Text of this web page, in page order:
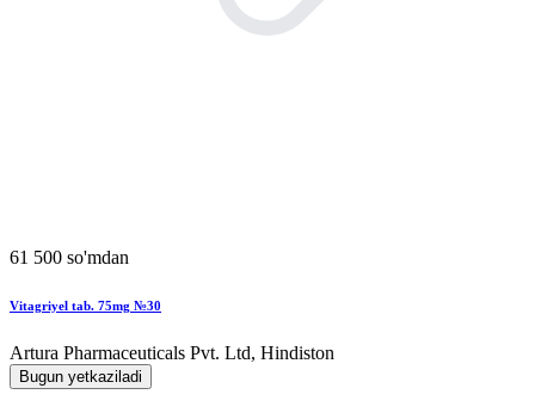
61 500 so'mdan
Vitagriyel tab. 75mg №30
Artura Pharmaceuticals Pvt. Ltd, Hindiston
Bugun yetkaziladi